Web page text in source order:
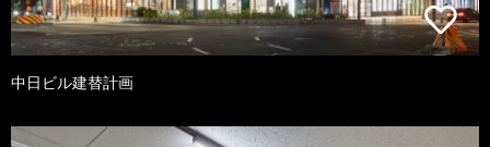
中日ビル建替計画